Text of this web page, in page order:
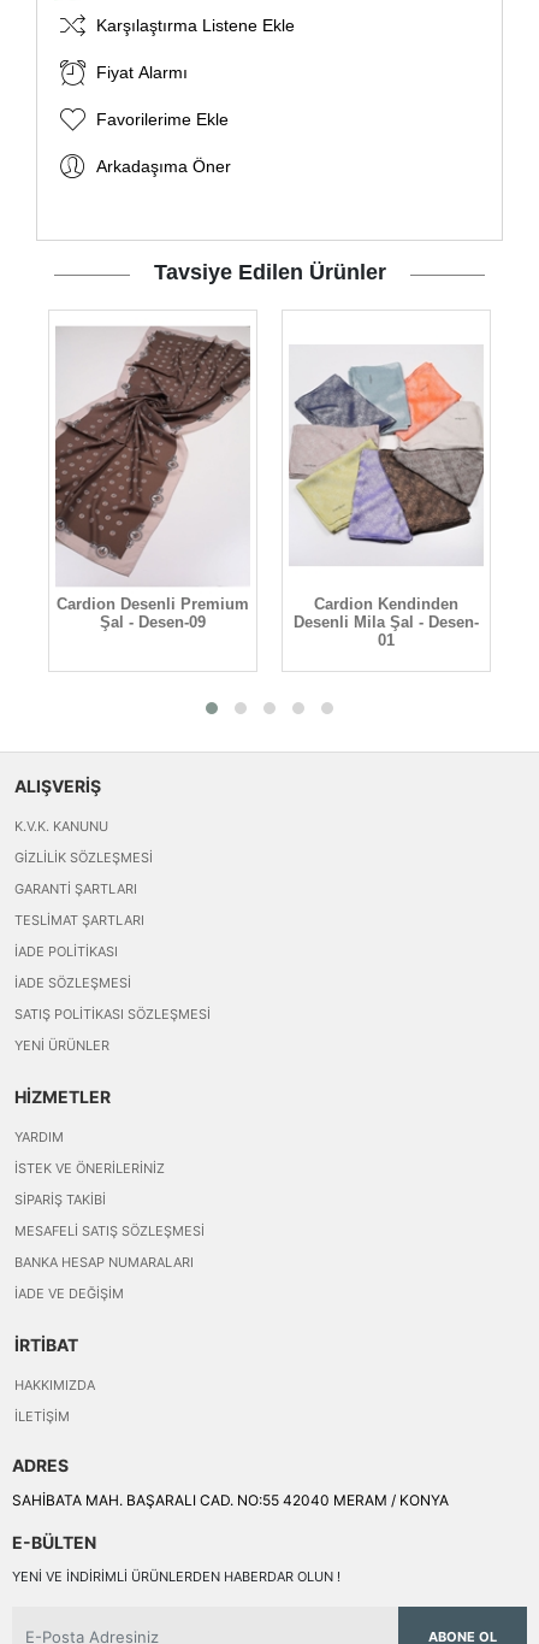
Karşılaştırma Listene Ekle
Fiyat Alarmı
Favorilerime Ekle
Arkadaşıma Öner
Tavsiye Edilen Ürünler
Cardion Desenli Premium
Şal - Desen-09
Cardion Kendinden
Desenli Mila Şal - Desen-
01
ALIŞVERİŞ
K.V.K. KANUNU
GIZLILIK SÖZLEŞMESI
GARANTI ŞARTLARI
TESLIMAT ŞARTLARI
İADE POLITIKASI
İADE SÖZLEŞMESI
SATIŞ POLITIKASI SÖZLEŞMESI
YENI ÜRÜNLER
HİZMETLER
YARDIM
İSTEK VE ÖNERILERINIZ
SIPARIŞ TAKIBI
MESAFELI SATIŞ SÖZLEŞMESI
BANKA HESAP NUMARALARI
İADE VE DEĞIŞIM
İRTİBAT
HAKKIMIZDA
İLETIŞIM
ADRES
SAHİBATA MAH. BAŞARALI CAD. NO:55 42040 MERAM / KONYA
E-BÜLTEN
YENI VE INDIRIMLI ÜRÜNLERDEN HABERDAR OLUN !
ABONE OL